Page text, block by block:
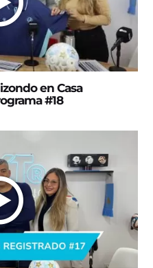
en Casa
#18